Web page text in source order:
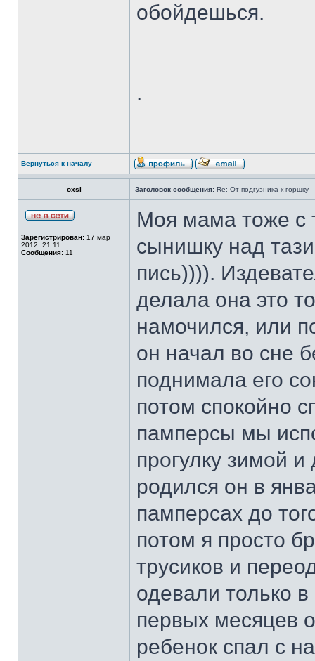
обойдешься.
.
Вернуться к началу
oxsi Заголовок сообщения: Re: От подгузника к горшку
Зарегистрирован: 17 мар
2012, 21:11
Сообщения: 11
Моя мама тоже с
сынишку над
пись)))).
делала она это
намочился, или
он начал во сне
поднимала его
потом спокойно
памперсы мы
прогулку зимой и
родился он в
памперсах до
потом я просто
трусиков и
одевали только
первых месяцев
ребенок спал с